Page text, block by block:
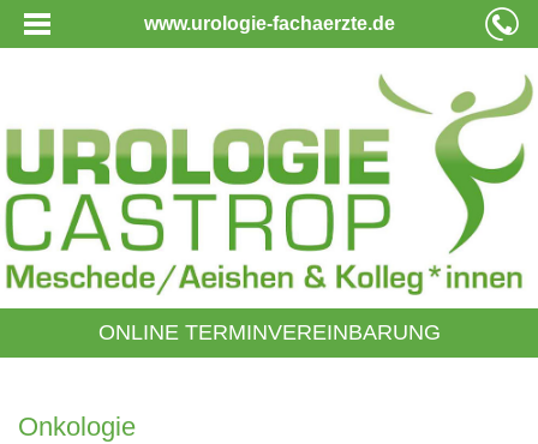
www.urologie-fachaerzte.de
ONLINE TERMINVEREINBARUNG
Onkologie